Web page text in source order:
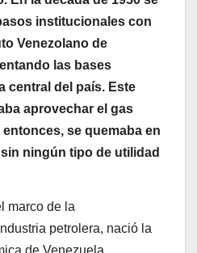
institucionales con
Venezolano de
las bases
central del país. Este
aprovechar el gas
se quemaba en
ningún tipo de utilidad
marco de la
petrolera, nació la